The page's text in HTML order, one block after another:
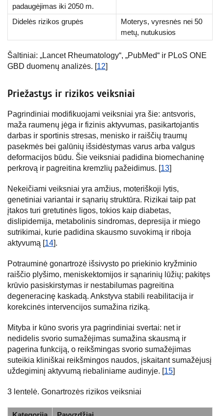
padaugėjimas iki 2050 m.
Didelės rizikos grupės
Moterys, vyresnės nei 50
metų, nutukusios
Šaltiniai: „Lancet Rheumatology“, „PubMed“ ir PLoS ONE
GBD duomenų analizės. [12]
Priežastys ir rizikos veiksniai
Pagrindiniai modifikuojami veiksniai yra šie: antsvoris,
maža raumenų jėga ir fizinis aktyvumas, pasikartojantis
darbas ir sportinis stresas, menisko ir raiščių traumų
pasekmės bei galūnių išsidėstymas varus arba valgus
deformacijos būdu. Šie veiksniai padidina biomechaninę
perkrovą ir pagreitina kremzlių pažeidimus. [13]
Nekeičiami veiksniai yra amžius, moteriškoji lytis,
genetiniai variantai ir sąnarių struktūra. Rizikai taip pat
įtakos turi gretutinės ligos, tokios kaip diabetas,
dislipidemija, metabolinis sindromas, depresija ir miego
sutrikimai, kurie padidina skausmo suvokimą ir riboja
aktyvumą [14].
Potrauminė gonartrozė išsivysto po priekinio kryžminio
raiščio plyšimo, meniskektomijos ir sąnarinių lūžių; pakitęs
krūvio pasiskirstymas ir nestabilumas pagreitina
degeneracinę kaskadą. Ankstyva stabili reabilitacija ir
korekcinės intervencijos sumažina riziką.
Mityba ir kūno svoris yra pagrindiniai svertai: net ir
nedidelis svorio sumažėjimas sumažina skausmą ir
pagerina funkciją, o reikšmingas svorio sumažėjimas
suteikia kliniškai reikšmingos naudos, įskaitant sumažėjusį
uždegiminį aktyvumą riebaliniame audinyje. [15]
3 lentelė. Gonartrozės rizikos veiksniai